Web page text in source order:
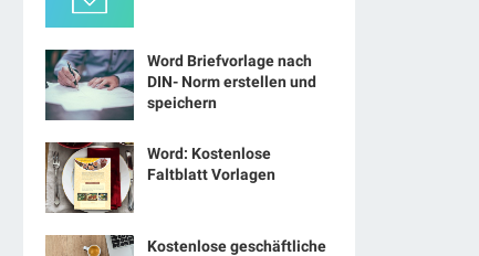
Word Briefvorlage nach
DIN- Norm erstellen und
speichern
Word: Kostenlose
Faltblatt Vorlagen
Kostenlose geschäftliche